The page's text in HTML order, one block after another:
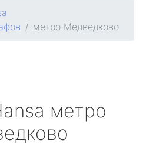
метро Медведково
метро